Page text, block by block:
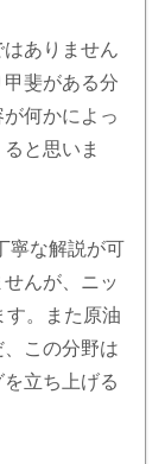
ありません
斐がある分
何かによっ
と思いま
寧な解説が可
んが、ニッ
。また原油
この分野は
立ち上げる